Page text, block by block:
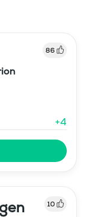
86
+4
10